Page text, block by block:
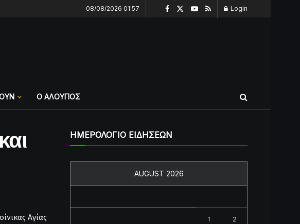
08/08/2026 01:57 Login
Ο ΑΛΟΥΠΟΣ
Αγίας
ΗΜΕΡΟΛΟΓΙΟ ΕΙΔΗΣΕΩΝ
AUGUST 2026
1 2